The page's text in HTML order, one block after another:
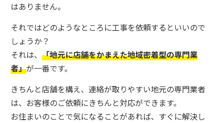
はありません。
それではどのようなところに工事を依頼するといいので
しょうか？
それは、「地元に店舗をかまえた地域密着型の専門業
者」が一番です。
きちんと店舗を構え、連絡が取りやすい地元の専門業者
は、お客様のご依頼にきちんと対応ができます。
お住まいのことで気になることがあれば、すぐに解決し